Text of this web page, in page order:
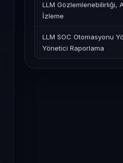
LLM Gözlemlenebilirliği,
İzleme
LLM SOC Otomasyonu
Yönetici Raporlama